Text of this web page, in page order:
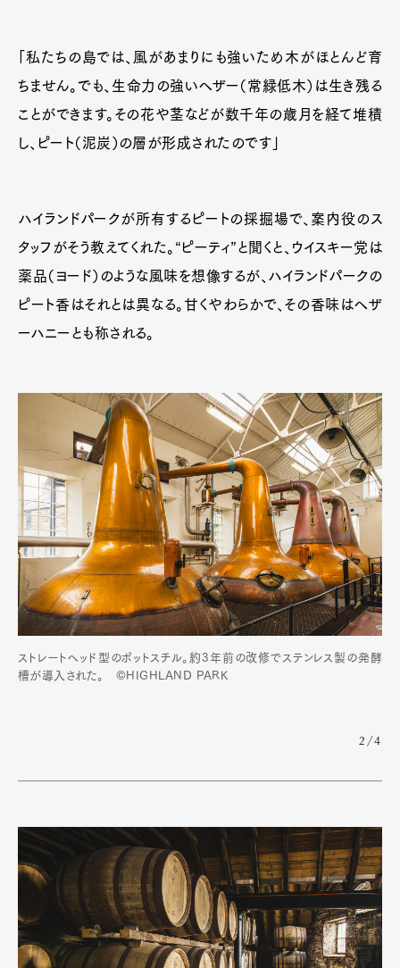
「私たちの島では、風があまりにも強いため木がほとんど育
ちません。でも、生命力の強いヘザー（常緑低木）は生き残る
ことができます。その花や茎などが数千年の歳月を経て堆積
し、ピート（泥炭）の層が形成されたのです」
ハイランドパークが所有するピートの採掘場で、案内役のス
タッフがそう教えてくれた。“ピーティ”と聞くと、ウイスキー党は
薬品（ヨード）のような風味を想像するが、ハイランドパークの
ピート香はそれとは異なる。甘くやわらかで、その香味はヘザ
ーハニーとも称される。
ストレートヘッド型のポットスチル。約3年前の改修でステンレス製の発酵
槽が導入された。 ©HIGHLAND PARK
2/4